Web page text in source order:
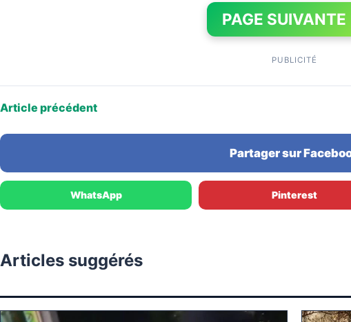
PAGE SUIVANTE
PUBLICITÉ
Article précédent
Partager sur
WhatsApp Pinterest
Articles suggérés